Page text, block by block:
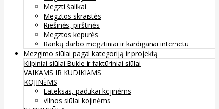
Megzti šalikai
Megztos skraistės
Riešinės, pirštinės
Megztos kepurės
Rankų darbo megztiniai ir kardiganai internetu
Mezgimo siūlai pagal kategoriją ir projektą
Kilpiniai siūlai Bukle ir faktūriniai siūlai
VAIKAMS IR KŪDIKIAMS
KOJINĖMS
Lateksas, padukai kojinėms
Vilnos siūlai kojinėms